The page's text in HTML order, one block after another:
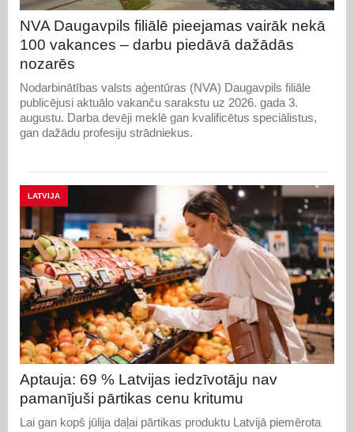
NVA Daugavpils filiālē pieejamas vairāk nekā
100 vakances – darbu piedāvā dažādās
nozarēs
Nodarbinātības valsts aģentūras (NVA) Daugavpils filiāle
publicējusi aktuālo vakanču sarakstu uz 2026. gada 3.
augustu. Darba devēji meklē gan kvalificētus speciālistus,
gan dažādu profesiju strādniekus.
LATVIJA
Aptauja: 69 % Latvijas iedzīvotāju nav
pamanījuši pārtikas cenu kritumu
Lai gan kopš jūlija daļai pārtikas produktu Latvijā piemērota